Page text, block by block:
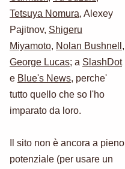
Tetsuya Nomura, Alexey
Pajitnov, Shigeru
Miyamoto, Nolan Bushnell ,
George Lucas; a SlashDot
e Blue's News, perche'
tutto quello che so l'ho
imparato da loro.
Il sito non è ancora a pieno
potenziale (per usare un